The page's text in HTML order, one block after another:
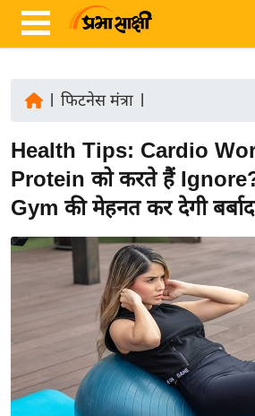
ज़ा
ख
ब
र
रा
अं
र्रा
ष्ट्री
फिटनेस मंत्रा
Health Tips: Cardio
Protein को करते हैं
Gym की मेहनत कर देगी बर्बाद